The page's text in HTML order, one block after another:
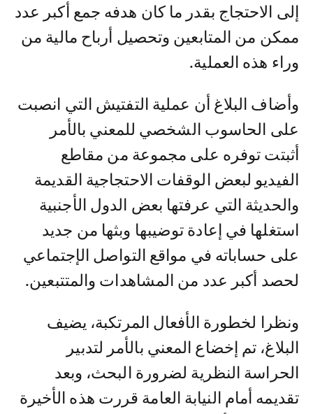
إلى الاحتجاج بقدر ما كان هدفه جمع أكبر عدد
ممكن من المتابعين وتحصيل أرباح مالية من
وراء هذه العملية.
وأضاف البلاغ أن عملية التفتيش التي انصبت
على الحاسوب الشخصي للمعني بالأمر
أثبتت توفره على مجموعة من مقاطع
الفيديو لبعض الوقفات الاحتجاجية القديمة
والحديثة التي عرفتها بعض الدول الأجنبية
استغلها في إعادة توضيبها وبثها من جديد
على حساباته في مواقع التواصل الإجتماعي
لحصد أكبر عدد من المشاهدات والمتتبعين.
ونظرا لخطورة الأفعال المرتكبة، يضيف
البلاغ، تم إخضاع المعني بالأمر لتدبير
الحراسة النظرية لضرورة البحث، وبعد
تقديمه أمام النيابة العامة قررت هذه الأخيرة